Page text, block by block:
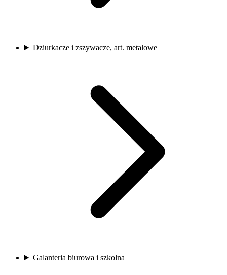
Dziurkacze i zszywacze, art. metalowe
Galanteria biurowa i szkolna